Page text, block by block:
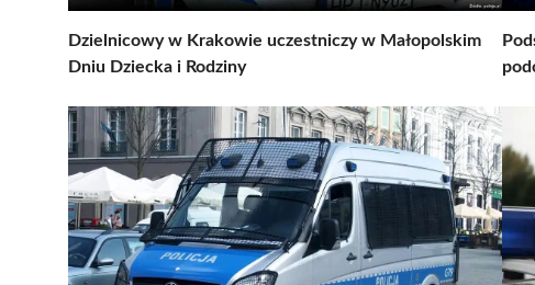
Dzielnicowy w Krakowie uczestniczy w Małopolskim
Dniu Dziecka i Rodziny